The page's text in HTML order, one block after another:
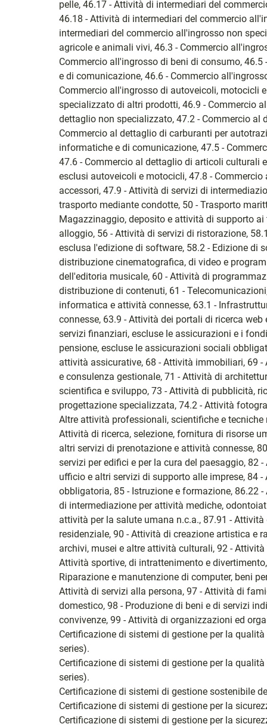
pelle, 46.17 - Attività di intermediari del
46.18 - Attività di intermediari del commercio
intermediari del commercio all'ingrosso non
agricole e animali vivi, 46.3 - Commercio
Commercio all'ingrosso di beni di consumo,
e di comunicazione, 46.6 - Commercio
Commercio all'ingrosso di autoveicoli, motocicli
specializzato di altri prodotti, 46.9 - Commercio
dettaglio non specializzato, 47.2 - Commercio al
Commercio al dettaglio di carburanti per
informatiche e di comunicazione, 47.5 -
47.6 - Commercio al dettaglio di articoli culturali
esclusi autoveicoli e motocicli, 47.8 -
accessori, 47.9 - Attività di servizi di
trasporto mediante condotte, 50 - Trasporto
Magazzinaggio, deposito e attività di supporto
alloggio, 56 - Attività di servizi di ristorazione,
esclusa l'edizione di software, 58.2 - Edizione di
distribuzione cinematografica, di video e
dell'editoria musicale, 60 - Attività di
distribuzione di contenuti, 61 -
informatica e attività connesse, 63.1 -
connesse, 63.9 - Attività dei portali di ricerca
servizi finanziari, escluse le assicurazioni e i
pensione, escluse le assicurazioni sociali
attività assicurative, 68 - Attività immobiliari, 69
e consulenza gestionale, 71 - Attività di
scientifica e sviluppo, 73 - Attività di pubblicità,
progettazione specializzata, 74.2 - Attività
Altre attività professionali, scientifiche e
Attività di ricerca, selezione, fornitura di risorse
altri servizi di prenotazione e attività connesse,
servizi per edifici e per la cura del paesaggio,
ufficio e altri servizi di supporto alle imprese, 84
obbligatoria, 85 - Istruzione e formazione, 86.22
di intermediazione per attività mediche,
attività per la salute umana n.c.a., 87.91 -
residenziale, 90 - Attività di creazione artistica e
archivi, musei e altre attività culturali, 92 -
Attività sportive, di intrattenimento e
Riparazione e manutenzione di computer, beni
Attività di servizi alla persona, 97 - Attività di
domestico, 98 - Produzione di beni e di servizi
convivenze, 99 - Attività di organizzazioni ed
Certificazione di sistemi di gestione per la
series).
Certificazione di sistemi di gestione per la
series).
Certificazione di sistemi di gestione sostenibile
Certificazione di sistemi di gestione per la
Certificazione di sistemi di gestione per la